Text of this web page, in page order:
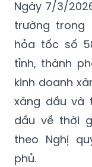
Ngày 7/3/
trường trong
hỏa tốc số
tỉnh, thành
kinh doanh
xăng dầu và
dầu về thời
theo Nghị
phủ.